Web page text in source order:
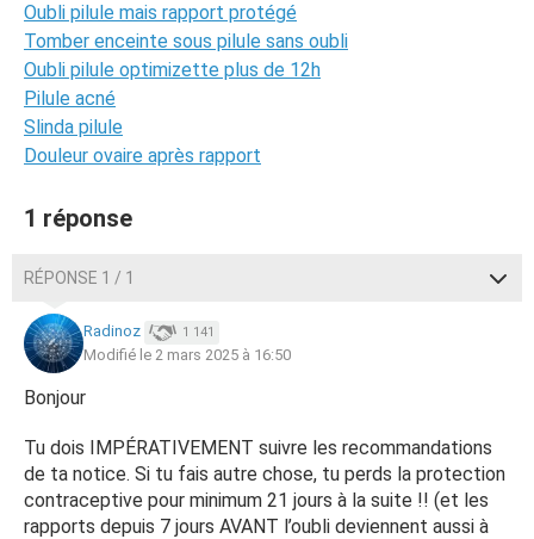
Oubli pilule mais rapport protégé
Tomber enceinte sous pilule sans oubli
Oubli pilule optimizette plus de 12h
Pilule acné
Slinda pilule
Douleur ovaire après rapport
1 réponse
RÉPONSE 1 / 1
Radinoz 1 141
Modifié le 2 mars 2025 à 16:50
Bonjour
Tu dois IMPÉRATIVEMENT suivre les recommandations
de ta notice. Si tu fais autre chose, tu perds la protection
contraceptive pour minimum 21 jours à la suite !! (et les
rapports depuis 7 jours AVANT l’oubli deviennent aussi à